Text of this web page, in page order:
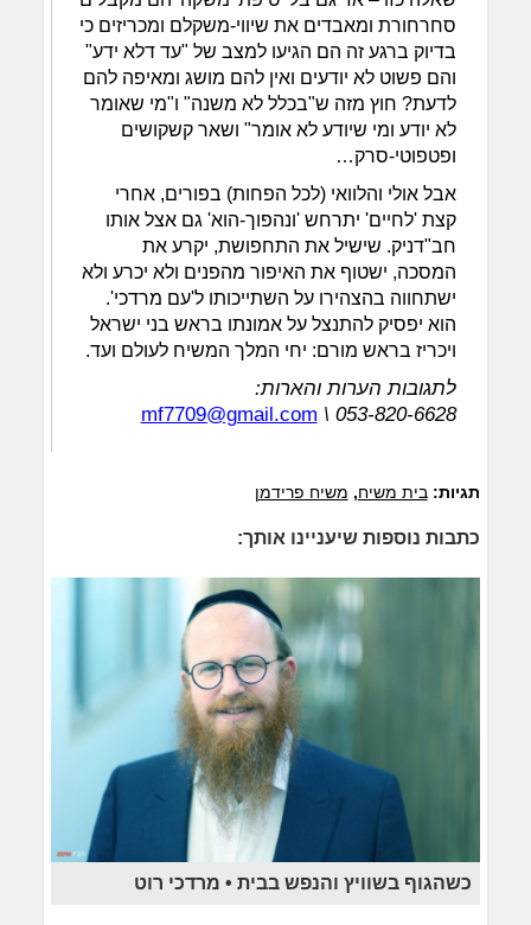
סחרחורת ומאבדים את שיווי-משקלם ומכריזים כי
בדיוק ברגע זה הם הגיעו למצב של "עד דלא ידע"
והם פשוט לא יודעים ואין להם מושג ומאיפה להם
לדעת? חוץ מזה ש"בכלל לא משנה" ו"מי שאומר
לא יודע ומי שיודע לא אומר" ושאר קשקושים
ופטפוטי-סרק…
אבל אולי והלוואי (לכל הפחות) בפורים, אחרי
קצת 'לחיים' יתרחש 'ונהפוך-הוא' גם אצל אותו
חב"דניק. שישיל את התחפושת, יקרע את
המסכה, ישטוף את האיפור מהפנים ולא יכרע ולא
ישתחווה בהצהירו על השתייכותו ל'עם מרדכי'.
הוא יפסיק להתנצל על אמונתו בראש בני ישראל
ויכריז בראש מורם: יחי המלך המשיח לעולם ועד.
לתגובות הערות והארות:
mf7709@gmail.com \ 053-820-6628
תגיות:בית משיח, משיח פרידמן
כתבות נוספות שיעניינו אותך:
כשהגוף בשוויץ והנפש בבית • מרדכי רוט